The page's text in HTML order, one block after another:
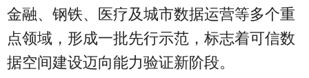
金融、钢铁、医疗及城市数据运营等多个重
点领域，形成一批先行示范，标志着可信数
据空间建设迈向能力验证新阶段。